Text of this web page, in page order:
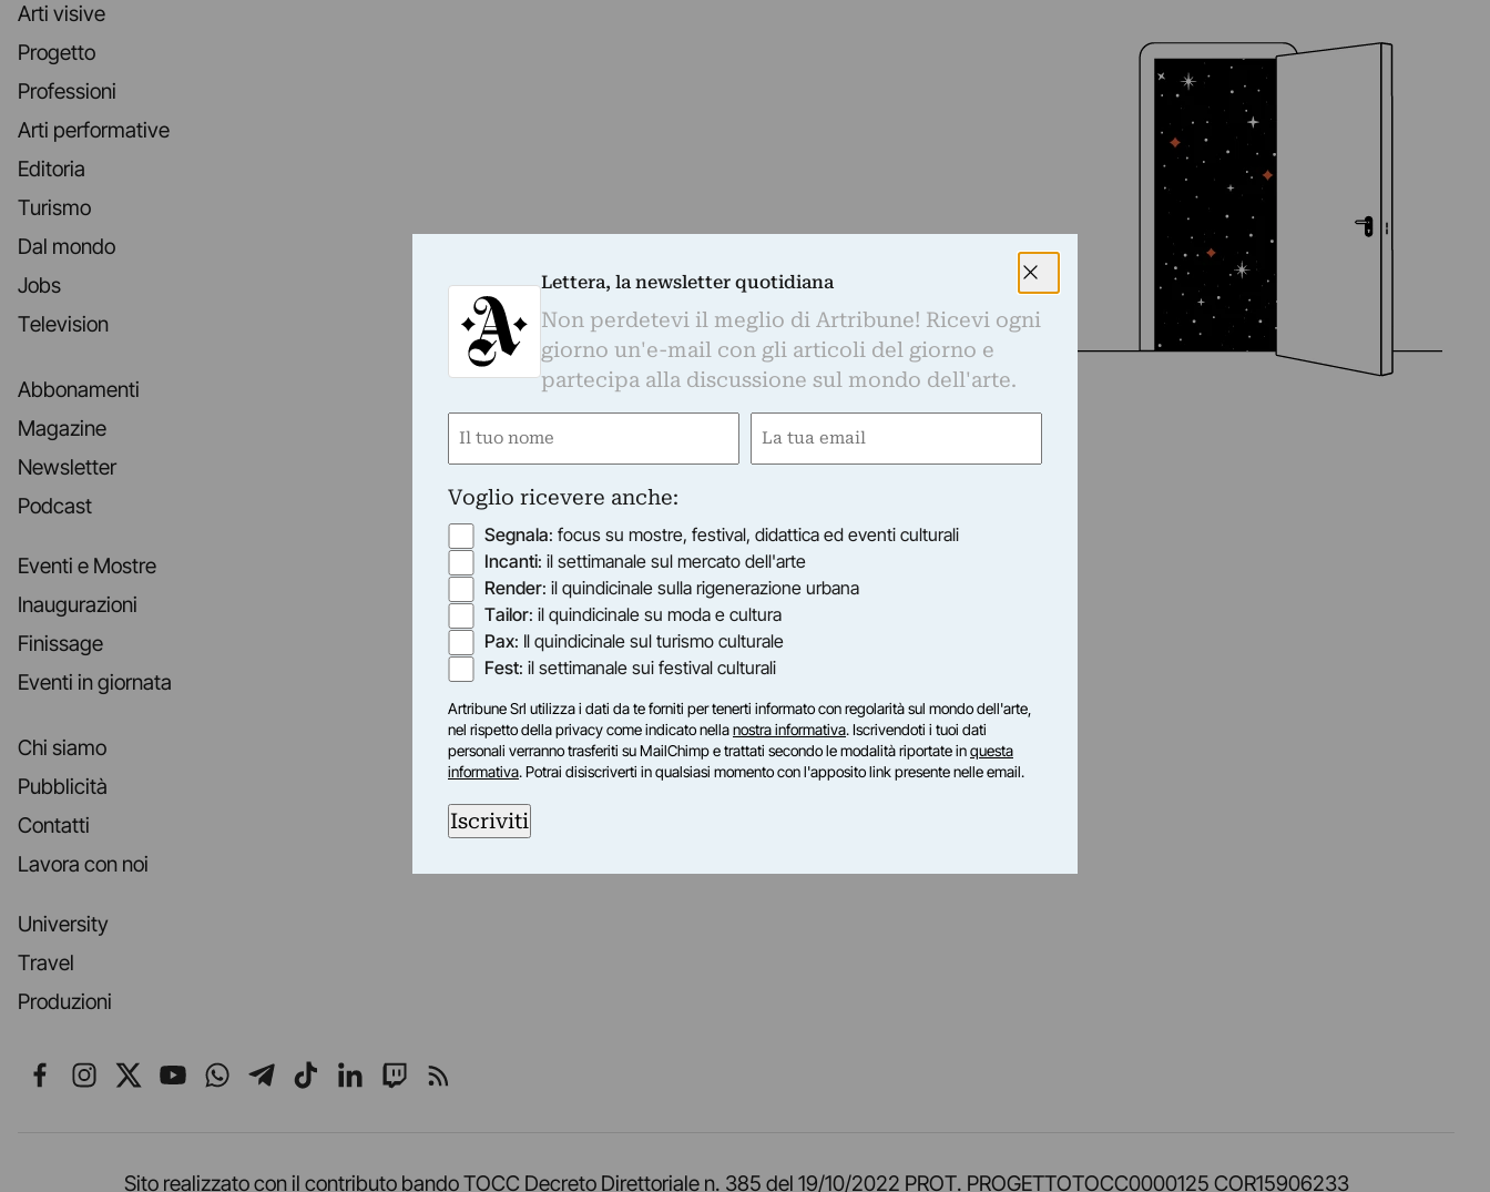
Arti visive
Progetto
Professioni
Arti performative
Editoria
Turismo
Dal mondo
Jobs
Television
Abbonamenti
Magazine
Newsletter
Podcast
Eventi e Mostre
Inaugurazioni
Finissage
Eventi in giornata
Chi siamo
Pubblicità
Contatti
Lavora con noi
University
Travel
Produzioni
Seguici su Facebook
Seguici su Instagram
Seguici su X
Seguici su YouTube
Seguici su WhatsApp
Seguici su Telegram
Seguici su TikTok
Seguici su LinkedIn
Seguici su Twitch
Seguici su Rss
Sito realizzato con il contributo bando TOCC Decreto Direttoriale n. 385 del 19/10/2022 PROT. PROGETTOTOCC0000125 COR15906233
Lettera, la newsletter quotidiana
Non perdetevi il meglio di Artribune! Ricevi ogni
giorno un'e-mail con gli articoli del giorno e
partecipa alla discussione sul mondo dell'arte.
Nome
Email
Voglio ricevere anche:
Segnala: focus su mostre, festival, didattica ed eventi culturali
Incanti: il settimanale sul mercato dell'arte
Render: il quindicinale sulla rigenerazione urbana
Tailor: il quindicinale su moda e cultura
Pax: Il quindicinale sul turismo culturale
Fest: il settimanale sui festival culturali
Artribune Srl utilizza i dati da te forniti per tenerti informato con regolarità sul mondo dell'arte,
nel rispetto della privacy come indicato nellanostra informativa. Iscrivendoti i tuoi dati
personali verranno trasferiti su MailChimp e trattati secondo le modalità riportate inquesta
informativa. Potrai disiscriverti in qualsiasi momento con l'apposito link presente nelle email.
Iscriviti